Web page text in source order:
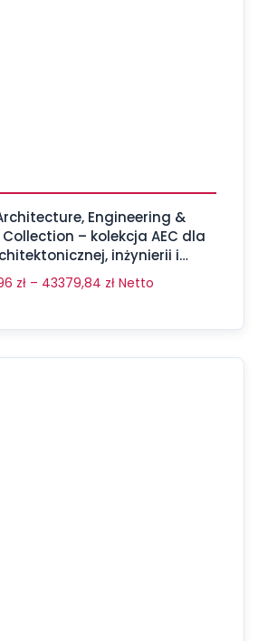
Engineering &
– kolekcja AEC dla
inżynierii i
budownictwa
zł – 43379,84 zł Netto